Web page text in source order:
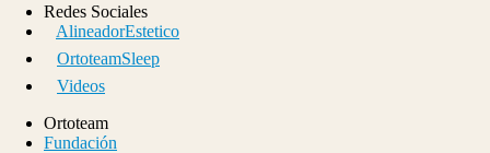
Redes Sociales
AlineadorEstetico
OrtoteamSleep
Videos
Ortoteam
Fundación